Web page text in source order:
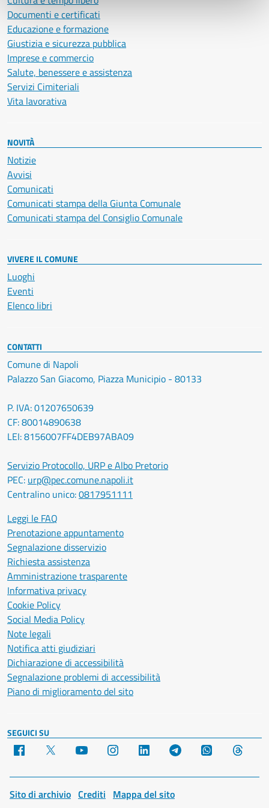
Documenti e certificati
Educazione e formazione
Giustizia e sicurezza pubblica
Imprese e commercio
Salute, benessere e assistenza
Servizi Cimiteriali
Vita lavorativa
NOVITÀ
Notizie
Avvisi
Comunicati
Comunicati stampa della Giunta Comunale
Comunicati stampa del Consiglio Comunale
VIVERE IL COMUNE
Luoghi
Eventi
Elenco libri
CONTATTI
Comune di Napoli
Palazzo San Giacomo, Piazza Municipio - 80133
P. IVA: 01207650639
CF: 80014890638
LEI: 8156007FF4DEB97ABA09
Servizio Protocollo, URP e Albo Pretorio
PEC: urp@pec.comune.napoli.it
Centralino unico:0817951111
Leggi le FAQ
Prenotazione appuntamento
Segnalazione disservizio
Richiesta assistenza
Amministrazione trasparente
Informativa privacy
Cookie Policy
Social Media Policy
Note legali
Notifica atti giudiziari
Dichiarazione di accessibilità
Segnalazione problemi di accessibilità
Piano di miglioramento del sito
SEGUICI SU
Facebook YouTube Instagram LinkedIn Telegram WhatsApp
Sito di archivio Crediti Mappa del sito